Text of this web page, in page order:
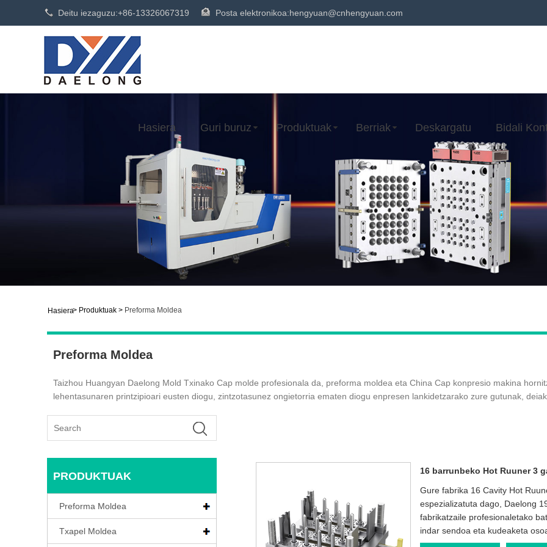
Deitu iezaguzu:+86-13326067319 Posta elektronikoa:hengyuan@cnhengyuan.com
Hasiera Guri buruz Produktuak Berriak Deskargatu Bidali
Hasiera> Produktuak > Preforma Moldea
Preforma Moldea
Taizhou Huangyan Daelong Mold Txinako Cap molde profesionala da, preforma moldea eta China Cap konpresio makina
lehentasunaren printzipioari eusten diogu, zintzotasunez ongietorria ematen diogu enpresen lankidetzarako zure gutunak,
PRODUKTUAK
Preforma Moldea
Txapel Moldea
16 barrunbeko Hot Ruuner 3
Gure fabrika 16 Cavity Hot
espezializatuta dago, Daelong
fabrikatzaile profesionaletako
indar sendoa eta kudeaketa